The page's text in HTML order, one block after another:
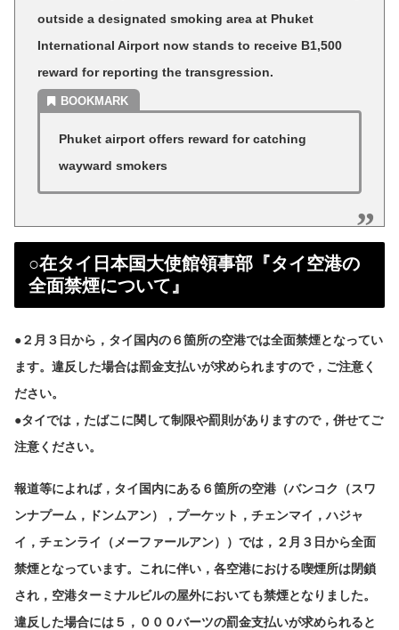
outside a designated smoking area at Phuket
International Airport now stands to receive B1,500
reward for reporting the transgression.
Phuket airport offers reward for catching
wayward smokers
○在タイ日本国大使館領事部『タイ空港の
全面禁煙について』
●２月３日から，タイ国内の６箇所の空港では全面禁煙となってい
ます。違反した場合は罰金支払いが求められますので，ご注意く
ださい。
●タイでは，たばこに関して制限や罰則がありますので，併せてご
注意ください。
報道等によれば，タイ国内にある６箇所の空港（バンコク（スワ
ンナプーム，ドンムアン），プーケット，チェンマイ，ハジャ
イ，チェンライ（メーファールアン））では，２月３日から全面
禁煙となっています。これに伴い，各空港における喫煙所は閉鎖
され，空港ターミナルビルの屋外においても禁煙となりました。
違反した場合には５，０００バーツの罰金支払いが求められると